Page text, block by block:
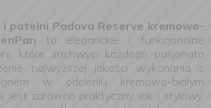
patelni Padova Reserve kremowo-
to eleganckie i funkcjonalne
które zachwyci każdego pasjonata
najwyższej jakości wykonania z
w odcieniu kremowo-białym
jest zarówno praktyczny, jak i stylowy.